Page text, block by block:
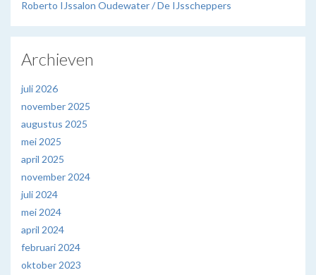
Roberto IJssalon Oudewater / De IJsscheppers
Archieven
juli 2026
november 2025
augustus 2025
mei 2025
april 2025
november 2024
juli 2024
mei 2024
april 2024
februari 2024
oktober 2023